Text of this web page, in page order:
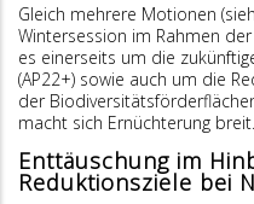
Gleich mehrere Motionen
Wintersession im Rahmen
es einerseits um die
(AP22+) sowie auch um die
der
macht sich Ernüchterung breit.
Enttäuschung im
Reduktionsziele bei